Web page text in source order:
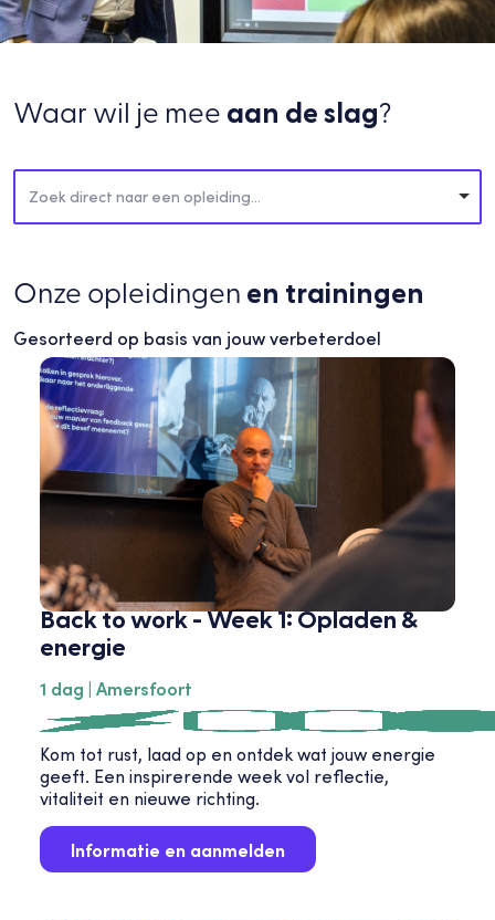
Waar wil je mee aan de slag?
Zoek direct naar een opleiding...
Onze opleidingen en trainingen
Gesorteerd op basis van jouw verbeterdoel
Back to work - Week 1: Opladen &
energie
1 dag | Amersfoort
Kom tot rust, laad op en ontdek wat jouw energie
geeft. Een inspirerende week vol reflectie,
vitaliteit en nieuwe richting.
Informatie en aanmelden